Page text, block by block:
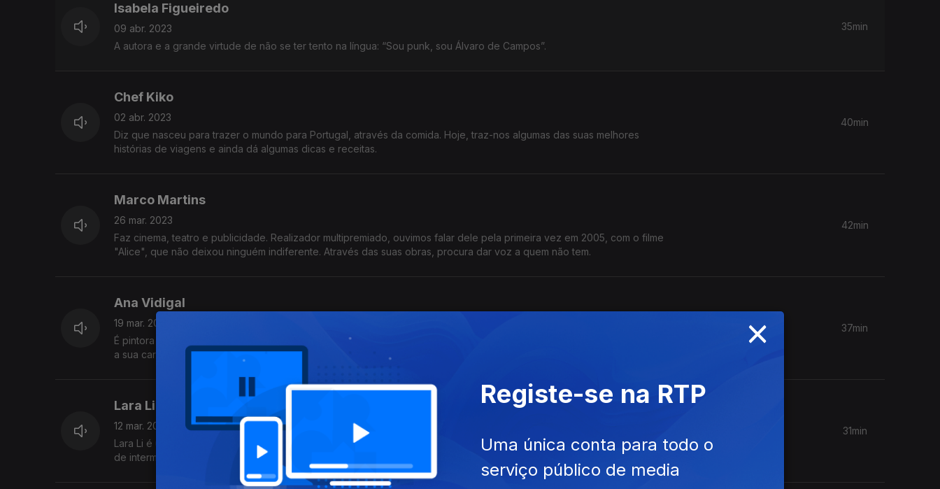
Isabela Figueiredo
09 abr. 2023
A autora e a grande virtude de não se ter tento na língua: “Sou punk, sou Álvaro de Campos”.
35min
Chef Kiko
02 abr. 2023
Diz que nasceu para trazer o mundo para Portugal, através da comida. Hoje, traz-nos algumas das suas melhores
histórias de viagens e ainda dá algumas dicas e receitas.
40min
Marco Martins
26 mar. 2023
Faz cinema, teatro e publicidade. Realizador multipremiado, ouvimos falar dele pela primeira vez em 2005, com o filme
"Alice", que não deixou ninguém indiferente. Através das suas obras, procura dar voz a quem não tem.
42min
Ana Vidigal
19 mar. 2023
É pintora e é uma das mais importantes artistas plásticas contemporâneas. Partilha ironias e confidências e resume assim
a sua carreira: “Vidigal, a dar na cola há mais de 40 anos”.
37min
Lara Li
12 mar. 2023
Lara Li é um caso raro de talento. Foi primeira figura no meio musical, nas décadas de 80 e 90, mas seguiu-se uma fase
de intermitência na carreira. Regressou agora ao Festival da Canção pela mão de André Henriques.
31min
×
Registe-se na RTP
Uma única conta para todo o
serviço público de media